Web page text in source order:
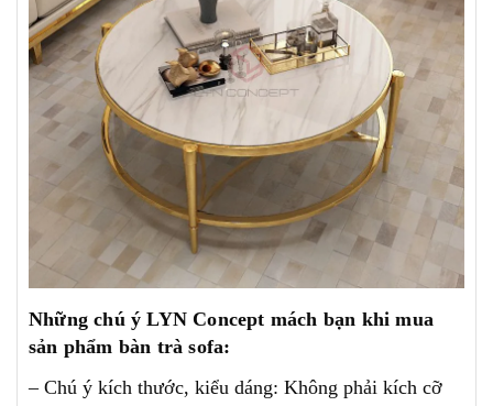
Những chú ý LYN Concept mách bạn khi mua
sản phẩm bàn trà sofa:
– Chú ý kích thước, kiểu dáng: Không phải kích cỡ